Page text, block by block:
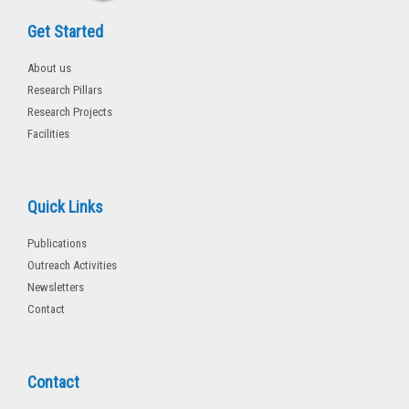
Get Started
About us
Research Pillars
Research Projects
Facilities
Quick Links
Publications
Outreach Activities
Newsletters
Contact
Contact